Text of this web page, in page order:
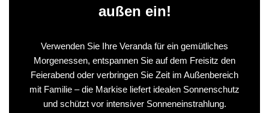
außen ein!
Verwenden Sie Ihre Veranda für ein gemütliches
Morgenessen, entspannen Sie auf dem Freisitz den
Feierabend oder verbringen Sie Zeit im Außenbereich
mit Familie – die Markise liefert idealen Sonnenschutz
und schützt vor intensiver Sonneneinstrahlung.